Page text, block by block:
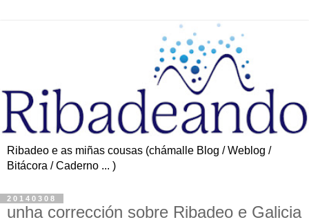
Ribadeo e as miñas cousas (chámalle Blog / Weblog /
Bitácora / Caderno ... )
20140308
unha corrección sobre Ribadeo e Galicia